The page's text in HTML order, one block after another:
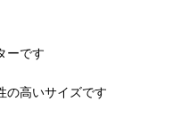
ーです
の高いサイズです